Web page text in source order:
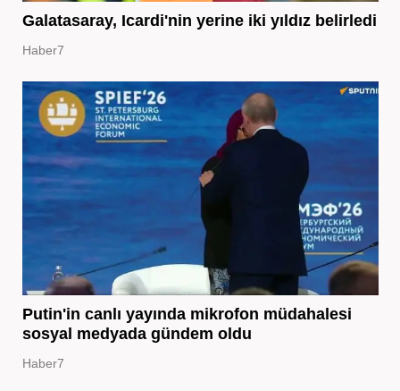
Galatasaray, Icardi'nin yerine iki yıldız belirledi
Haber7
Putin'in canlı yayında mikrofon müdahalesi
sosyal medyada gündem oldu
Haber7